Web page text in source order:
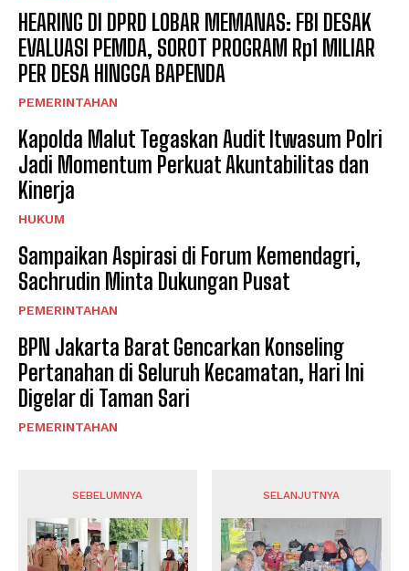
HEARING DI DPRD LOBAR MEMANAS: FBI DESAK
EVALUASI PEMDA, SOROT PROGRAM Rp1 MILIAR
PER DESA HINGGA BAPENDA
PEMERINTAHAN
Kapolda Malut Tegaskan Audit Itwasum Polri
Jadi Momentum Perkuat Akuntabilitas dan
Kinerja
HUKUM
Sampaikan Aspirasi di Forum Kemendagri,
Sachrudin Minta Dukungan Pusat
PEMERINTAHAN
BPN Jakarta Barat Gencarkan Konseling
Pertanahan di Seluruh Kecamatan, Hari Ini
Digelar di Taman Sari
PEMERINTAHAN
SEBELUMNYA SELANJUTNYA